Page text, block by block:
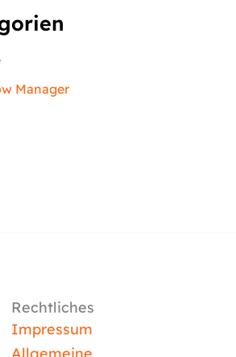
Manager
Rechtliches
Impressum